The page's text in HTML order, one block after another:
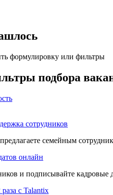
формулировку или фильтры
подбора
сотрудников
семейным
онлайн
и подписывайте
с Talantix